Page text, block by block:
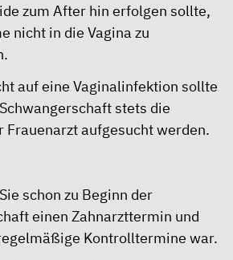
zum After hin erfolgen sollte,
nicht in die Vagina zu
auf eine Vaginalinfektion sollte
stets die
Frauenarzt aufgesucht werden.
schon zu Beginn der
einen Zahnarzttermin und
Kontrolltermine war.